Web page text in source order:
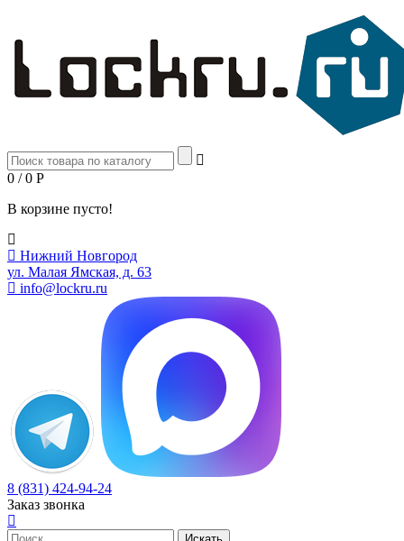
0 / 0 Р
В корзине пусто!
Нижний Новгород
ул. Малая Ямская, д. 63
info@lockru.ru
8 (831) 424-94-24
Заказ звонка